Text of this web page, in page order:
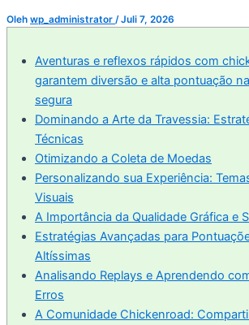
Oleh wp_administrator /Juli 7, 2026
Aventuras e reflexos rápidos com
garantem diversão e alta pontuação
segura
Dominando a Arte da Travessia:
Técnicas
Otimizando a Coleta de Moedas
Personalizando sua Experiência:
Visuais
A Importância da Qualidade Gráfica e
Estratégias Avançadas para
Altíssimas
Analisando Replays e Aprendendo
Erros
A Comunidade Chickenroad: